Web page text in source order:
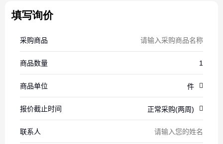
填写询价